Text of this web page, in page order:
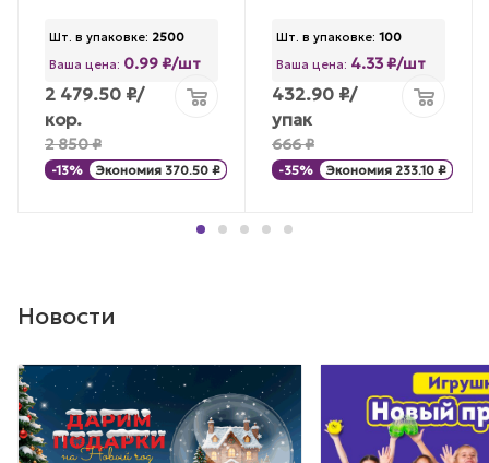
Шт. в упаковке: 2500
Ваша цена: 0.99 ₽/шт
2 479.50 ₽/
кор.
2 850₽
-13% Экономия 370.50 ₽
Шт. в упаковке: 100
Ваша цена: 4.33 ₽/шт
432.90 ₽/
упак
666₽
-35% Экономия 233.10 ₽
Новости